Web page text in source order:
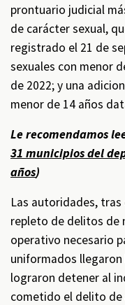
prontuario judicial
de carácter sexual,
registrado el 21 de
sexuales con menor
de 2022; y una
menor de 14 años
Le recomendamos
31 municipios del
años)
Las autoridades,
repleto de delitos de
operativo necesario
uniformados
lograron detener al
cometido el delito de